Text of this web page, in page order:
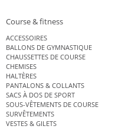
Course & fitness
ACCESSOIRES
BALLONS DE GYMNASTIQUE
CHAUSSETTES DE COURSE
CHEMISES
HALTÈRES
PANTALONS & COLLANTS
SACS À DOS DE SPORT
SOUS-VÊTEMENTS DE COURSE
SURVÊTEMENTS
VESTES & GILETS